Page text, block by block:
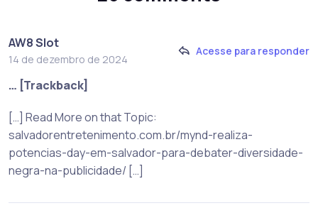
AW8 Slot
14 de dezembro de 2024
Acesse para responder
… [Trackback]
[…] Read More on that Topic:
salvadorentretenimento.com.br/mynd-realiza-
potencias-day-em-salvador-para-debater-diversidade-
negra-na-publicidade/ […]